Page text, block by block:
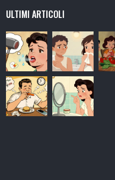
ULTIMI ARTICOLI